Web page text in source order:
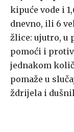
kipuće vode i
dnevno, ili 6
žlice: ujutro, u
pomoći i protiv
jednakom
pomaže u
ždrijela i